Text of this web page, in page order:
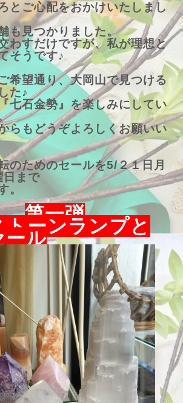
とご心配をおかけいたしまし
も見つかりました。
わすだけですが、私が理想と
そうです♪
希望通り、大岡山で見つける
た♪
七石金勢』を楽しみにしてい
らもどうぞよろしくお願いい
のためのセールを5/２１日月
日まで
。
第一弾
トーンランプと
ール